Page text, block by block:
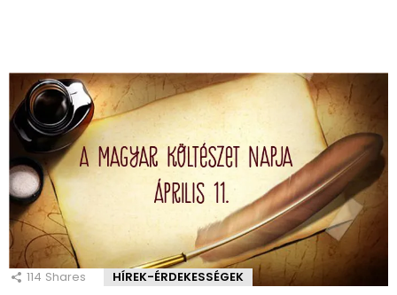
114 Shares HÍREK-ÉRDEKESSÉGEK